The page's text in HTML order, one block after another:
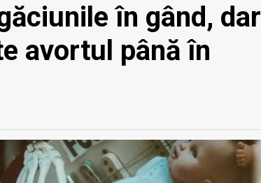
în gând, dar
avortul până în